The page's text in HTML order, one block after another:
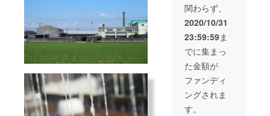
110cm
フォー
クセー
ター S
サイズ
着丈：
59cm
裄丈：
70cm
胸囲：
96cm M
クの美
味しさ
も堪能
できる
スペ
シャル
セット
で
す。
※写真は
関わらず、
2020/10/31
23:59:59ま
でに集まっ
た金額が
ファンディ
ングされま
す。